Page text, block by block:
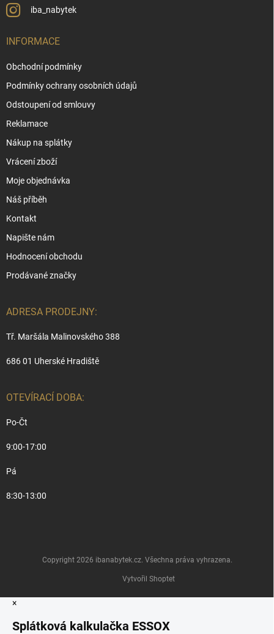
iba_nabytek
INFORMACE
Obchodní podmínky
Podmínky ochrany osobních údajů
Odstoupení od smlouvy
Reklamace
Nákup na splátky
Vrácení zboží
Moje objednávka
Náš příběh
Kontakt
Napište nám
Hodnocení obchodu
Prodávané značky
ADRESA PRODEJNY:
Tř. Maršála Malinovského 388
686 01 Uherské Hradiště
OTEVÍRACÍ DOBA:
Po-Čt
9:00-17:00
Pá
8:30-13:00
Vytvořil Shoptet
Copyright 2026 ibanabytek.cz. Všechna práva vyhrazena.
×
Splátková kalkulačka ESSOX